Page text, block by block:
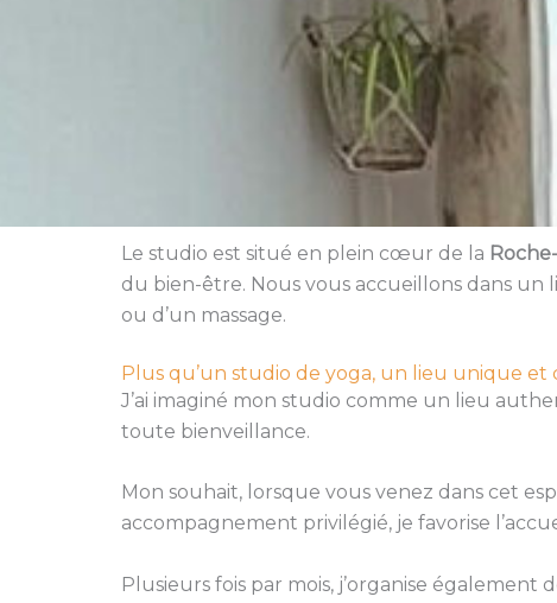
Le studio est situé en plein cœur de la
du bien-être. Nous vous accueillons dans un
ou d’un massage.
Plus qu’un studio de yoga, un lieu unique et
J’ai imaginé mon studio comme un lieu
toute bienveillance.
Mon souhait, lorsque vous venez dans cet
accompagnement privilégié, je favorise
Plusieurs fois par mois, j’organise également